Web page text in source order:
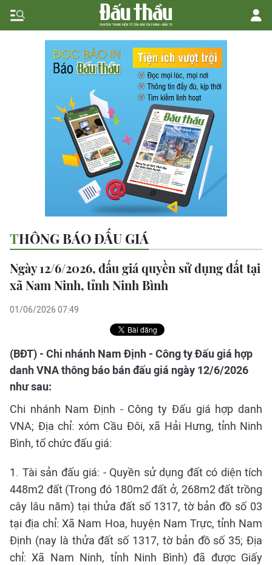
THÔNG BÁO ĐẤU GIÁ
Ngày 12/6/2026, đấu giá quyền sử dụng đất tại
xã Nam Ninh, tỉnh Ninh Bình
01/06/2026 07:49
(BĐT) - Chi nhánh Nam Định - Công ty Đấu giá hợp
danh VNA thông báo bán đấu giá ngày 12/6/2026
như sau:
Chi nhánh Nam Định - Công ty Đấu giá hợp danh
VNA; Địa chỉ: xóm Cầu Đôi, xã Hải Hưng, tỉnh Ninh
Bình, tổ chức đấu giá:
1. Tài sản đấu giá: - Quyền sử dụng đất có diện tích
448m2 đất (Trong đó 180m2 đất ở, 268m2 đất trồng
cây lâu năm) tại thửa đất số 1317, tờ bản đồ số 03
tại địa chỉ: Xã Nam Hoa, huyện Nam Trực, tỉnh Nam
Định (nay là thửa đất số 1317, tờ bản đồ số 35; Địa
chỉ: Xã Nam Ninh, tỉnh Ninh Bình) đã được Giấy